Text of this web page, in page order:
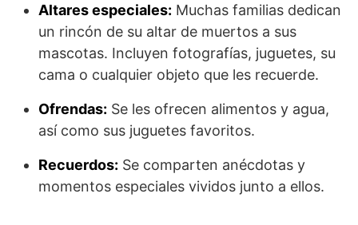
Altares especiales: Muchas familias dedican
un rincón de su altar de muertos a sus
mascotas. Incluyen fotografías, juguetes, su
cama o cualquier objeto que les recuerde.
Ofrendas: Se les ofrecen alimentos y agua,
así como sus juguetes favoritos.
Recuerdos: Se comparten anécdotas y
momentos especiales vividos junto a ellos.